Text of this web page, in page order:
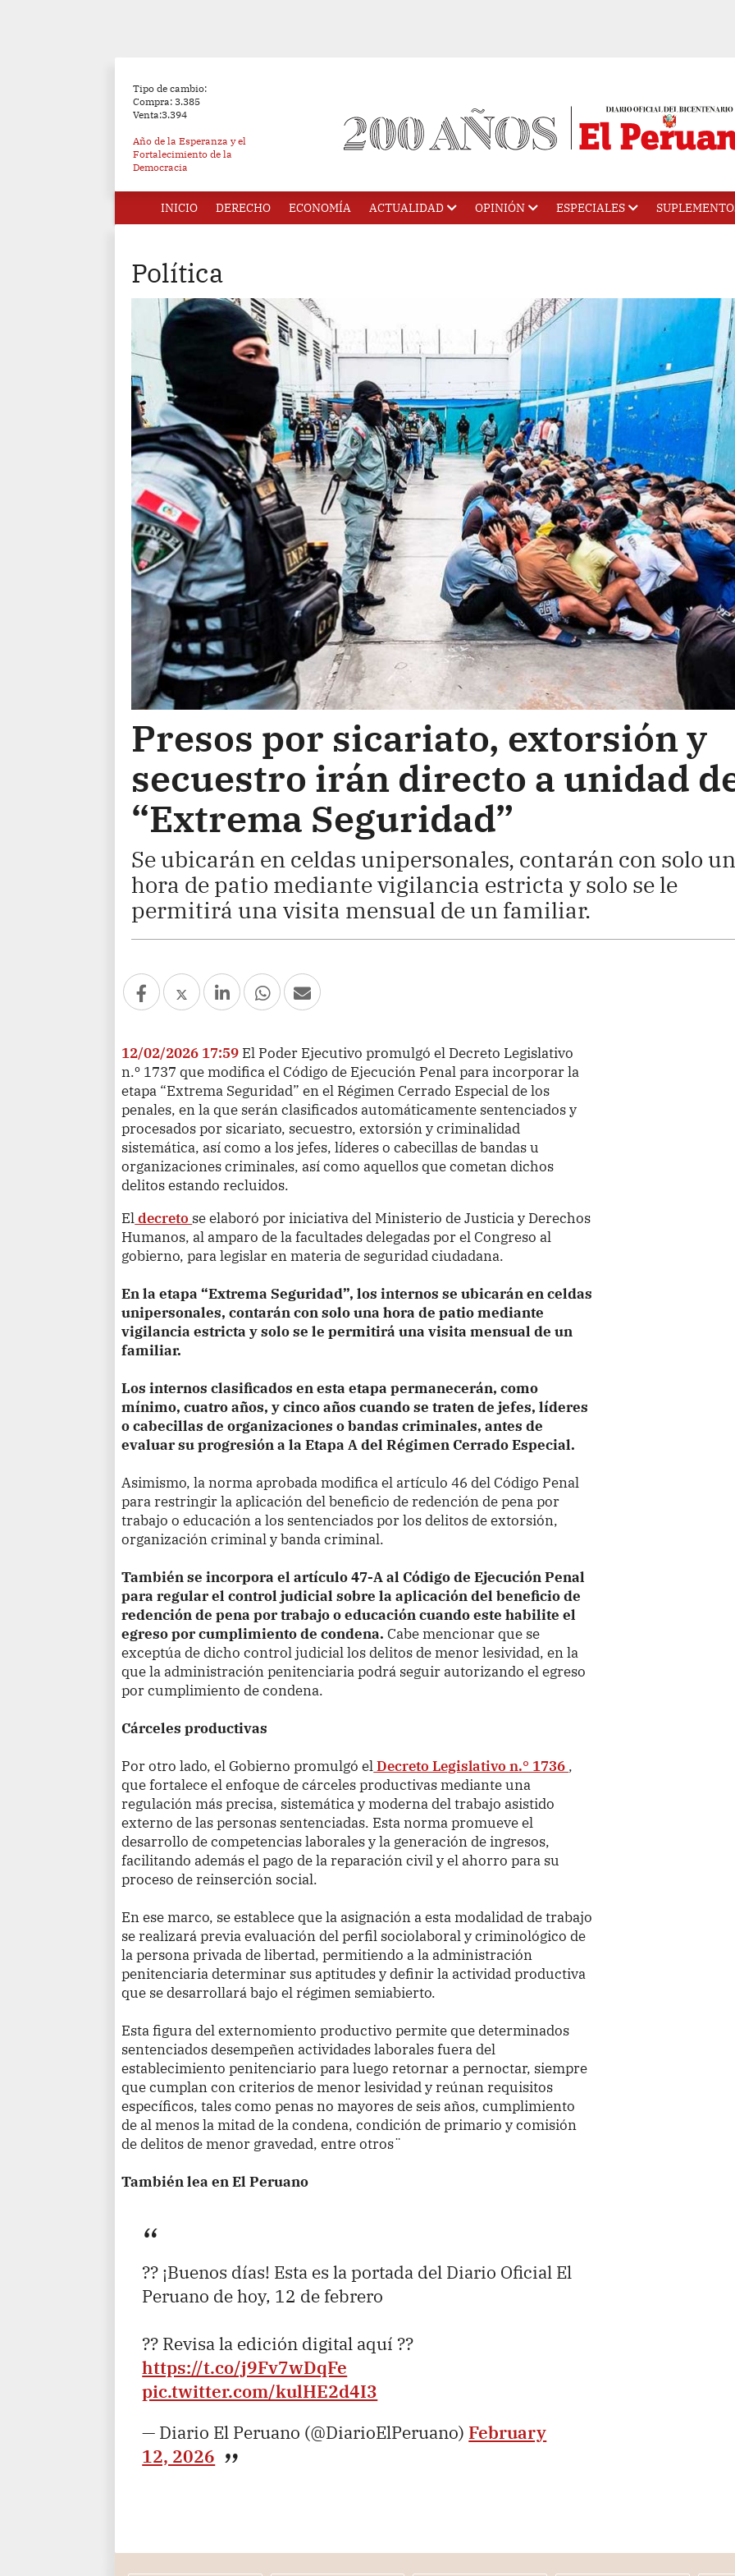
Tipo de cambio:
Compra: 3.385
Venta:3.394
Año de la Esperanza y el
Fortalecimiento de la
Democracia
INICIO DERECHO ECONOMÍA ACTUALIDAD OPINIÓN ESPECIALES
Política
Presos por sicariato, extorsión y
secuestro irán directo a unidad
“Extrema Seguridad”
Se ubicarán en celdas unipersonales, contarán con solo
hora de patio mediante vigilancia estricta y solo se le
permitirá una visita mensual de un familiar.
12/02/2026 17:59 El Poder Ejecutivo promulgó el Decreto Legislativo
n.º 1737 que modifica el Código de Ejecución Penal para incorporar la
etapa “Extrema Seguridad” en el Régimen Cerrado Especial de los
penales, en la que serán clasificados automáticamente sentenciados y
procesados ​​por sicariato, secuestro, extorsión y criminalidad
sistemática, así como a los jefes, líderes o cabecillas de bandas u
organizaciones criminales, así como aquellos que cometan dichos
delitos estando recluidos.
Eldecreto se elaboró por iniciativa del Ministerio de Justicia y Derechos
Humanos, al amparo de la facultades delegadas por el Congreso al
gobierno, para legislar en materia de seguridad ciudadana.
En la etapa “Extrema Seguridad”, los internos se ubicarán en celdas
unipersonales, contarán con solo una hora de patio mediante
vigilancia estricta y solo se le permitirá una visita mensual de un
familiar.
Los internos clasificados en esta etapa permanecerán, como
mínimo, cuatro años, y cinco años cuando se traten de jefes, líderes
o cabecillas de organizaciones o bandas criminales, antes de
evaluar su progresión a la Etapa A del Régimen Cerrado Especial.
Asimismo, la norma aprobada modifica el artículo 46 del Código Penal
para restringir la aplicación del beneficio de redención de pena por
trabajo o educación a los sentenciados por los delitos de extorsión,
organización criminal y banda criminal.
También se incorpora el artículo 47-A al Código de Ejecución Penal
para regular el control judicial sobre la aplicación del beneficio de
redención de pena por trabajo o educación cuando este habilite el
egreso por cumplimiento de condena. Cabe mencionar que se
exceptúa de dicho control judicial los delitos de menor lesividad, en la
que la administración penitenciaria podrá seguir autorizando el egreso
por cumplimiento de condena.
Cárceles productivas
Por otro lado, el Gobierno promulgó elDecreto Legislativo n.° 1736 ,
que fortalece el enfoque de cárceles productivas mediante una
regulación más precisa, sistemática y moderna del trabajo asistido
externo de las personas sentenciadas. Esta norma promueve el
desarrollo de competencias laborales y la generación de ingresos,
facilitando además el pago de la reparación civil y el ahorro para su
proceso de reinserción social.
En ese marco, se establece que la asignación a esta modalidad de trabajo
se realizará previa evaluación del perfil sociolaboral y criminológico de
la persona privada de libertad, permitiendo a la administración
penitenciaria determinar sus aptitudes y definir la actividad productiva
que se desarrollará bajo el régimen semiabierto.
Esta figura del externomiento productivo permite que determinados
sentenciados desempeñen actividades laborales fuera del
establecimiento penitenciario para luego retornar a pernoctar, siempre
que cumplan con criterios de menor lesividad y reúnan requisitos
específicos, tales como penas no mayores de seis años, cumplimiento
de al menos la mitad de la condena, condición de primario y comisión
de delitos de menor gravedad, entre otros¨
También lea en El Peruano
?? ¡Buenos días! Esta es la portada del Diario Oficial El
Peruano de hoy, 12 de febrero
?? Revisa la edición digital aquí ??
https://t.co/j9Fv7wDqFe
pic.twitter.com/kulHE2d4I3
— Diario El Peruano (@DiarioElPeruano) February
12, 2026